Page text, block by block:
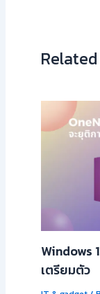
Windows
เตรียมตัว